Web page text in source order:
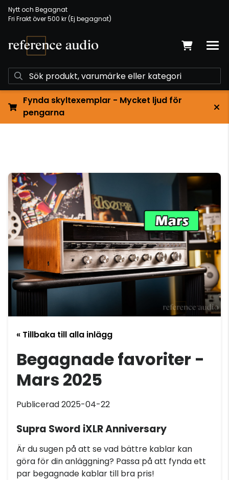
Nytt och Begagnat
Fri Frakt över 500 kr (Ej begagnat)
Fynda skyltexemplar - Mycket ljud för
pengarna
« Tillbaka till alla inlägg
Begagnade favoriter -
Mars 2025
Publicerad 2025-04-22
Supra Sword iXLR Anniversary
Är du sugen på att se vad bättre kablar kan
göra för din anläggning? Passa på att fynda ett
par begagnade kablar till bra pris!